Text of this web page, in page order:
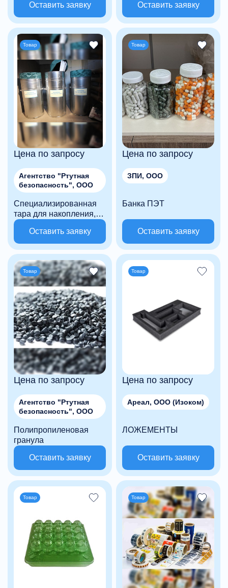
Оставить заявку
Оставить заявку
Товар
Цена по запросу
Агентство "Ртутная
безопасность", ООО
Специализированная
тара для накопления,
хранения и
транспортировки
опасных отходов
Оставить заявку
Товар
Цена по запросу
ЗПИ, ООО
Банка ПЭТ
Оставить заявку
Товар
Цена по запросу
Агентство "Ртутная
безопасность", ООО
Полипропиленовая
гранула
Оставить заявку
Товар
Цена по запросу
Ареал, ООО (Изоком)
ЛОЖЕМЕНТЫ
Оставить заявку
Товар Товар